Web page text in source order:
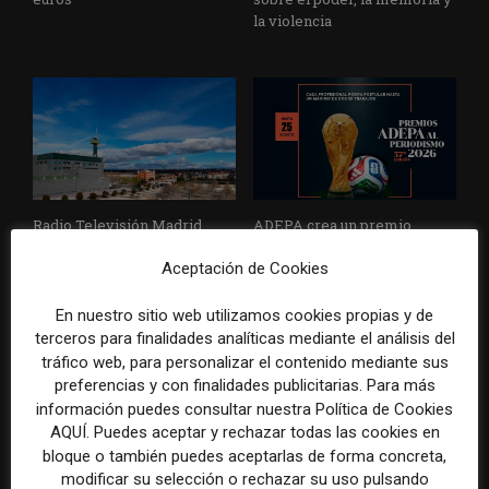
la violencia
Radio Televisión Madrid
control para el uso de la
ADEPA crea un premio
cobertura periodística del
DEJA UNA RESPUESTA
Aceptación de Cookies
En nuestro sitio web utilizamos cookies propias y de
terceros para finalidades analíticas mediante el análisis del
tráfico web, para personalizar el contenido mediante sus
preferencias y con finalidades publicitarias. Para más
información puedes consultar nuestra Política de Cookies
AQUÍ. Puedes aceptar y rechazar todas las cookies en
bloque o también puedes aceptarlas de forma concreta,
modificar su selección o rechazar su uso pulsando